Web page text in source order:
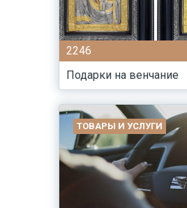
2246
Подарки на венчание
ТОВАРЫ И УСЛУГИ